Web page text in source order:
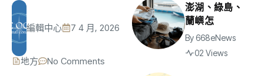
編輯中心 7 4 月, 2026
地方 No Comments
澎湖、綠島、
蘭嶼怎
By668eNews
02 Views